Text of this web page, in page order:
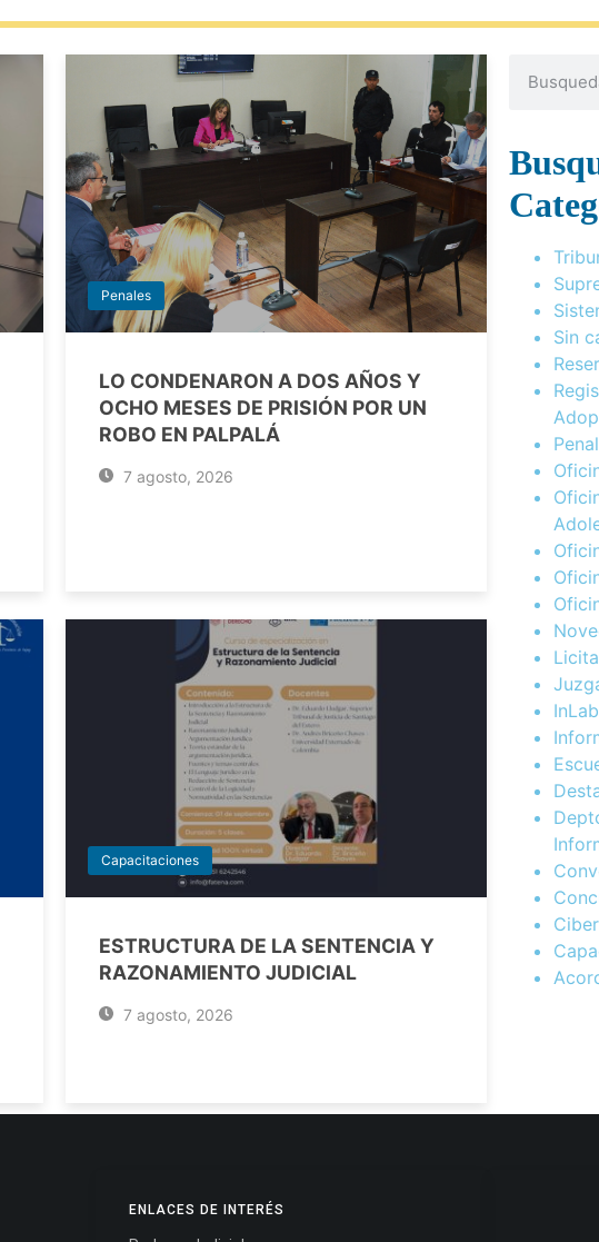
Penales
LO CONDENARON A DOS AÑOS Y
OCHO MESES DE PRISIÓN POR UN
ROBO EN PALPALÁ
7 agosto, 2026
Capacitaciones
ESTRUCTURA DE LA SENTENCIA Y
RAZONAMIENTO JUDICIAL
7 agosto, 2026
Sin
InLab
ENLACES DE INTERÉS